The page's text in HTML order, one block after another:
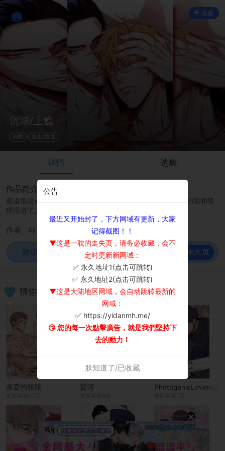
沉溺/上瘾
调教 重生/重逢
收藏
详情 选集
作品简介
霸道狼攻×傲娇美貌狐受。由于文明社会的发展而失去家园的狼和狐
狸混进了人类中所发生的事情......
作者：태성/지락
建议使用谷歌浏览器观看！ 前往永久页
猜你喜欢
亲爱的熊熊 娑诃
公告
最近又开始封了，下方网域有更新，大家
记得截图！！
▼这是一耽的走失页，请务必收藏，会不
定时更新新网域：
✅ 永久地址1(点击可跳转)
✅ 永久地址2(点击可跳转)
▼这是大陆地区网域，会自动跳转最新的
网域：
✅ https://yidanmh.me/
😘 您的每一次點擊廣告，就是我們堅持下
去的動力！
朕知道了/已收藏
×